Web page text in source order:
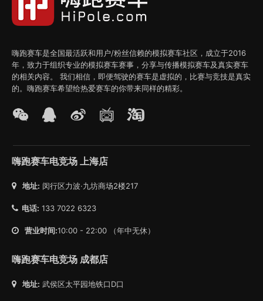
嗨跑赛车是全国最活跃和用户/粉丝信赖的模拟赛车社区，成立于2016
年，致力于组织专业的模拟赛车赛事，分享与传播模拟赛车及真实赛车
的相关内容。 我们相信，即便驾驶的赛车是虚拟的，比赛与竞技是真实
的。嗨跑赛车希望给热爱赛车的你带来同样的精彩。
嗨跑赛车电竞场 上海店
地址: 闵行区力波·九坊商场2楼217
电话: 133 7022 6323
营业时间:10:00 - 22:00 （年中无休）
嗨跑赛车电竞场 成都店
地址: 武侯区太平园地铁口D口